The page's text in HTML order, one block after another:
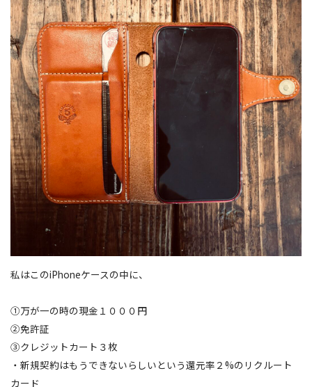
私はこのiPhoneケースの中に、
①万が一の時の現金１０００円
②免許証
③クレジットカート３枚
・新規契約はもうできないらしいという還元率２%のリクルート
カード